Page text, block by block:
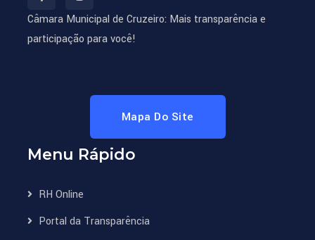
Câmara Municipal de Cruzeiro: Mais transparência e
participação para você!
Mapa Do Site
Menu Rápido
RH Online
Portal da Transparência